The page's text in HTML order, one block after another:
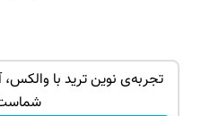
تجربه‌ی نوین ترید با والکس،